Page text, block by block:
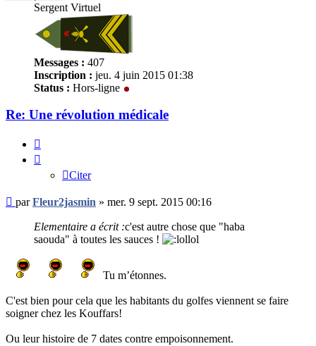
Sergent Virtuel
Messages : 407
Inscription : jeu. 4 juin 2015 01:38
Status : Hors-ligne
Re: Une révolution médicale
Citer
Message
non
parFleur2jasmin » mer. 9 sept. 2015 00:16
Elementaire a écrit :c'est autre chose que "haba
saouda" à toutes les sauces !
Tu m’étonnes.
C'est bien pour cela que les habitants du golfes viennent se faire
soigner chez les Kouffars!
Ou leur histoire de 7 dates contre empoisonnement.